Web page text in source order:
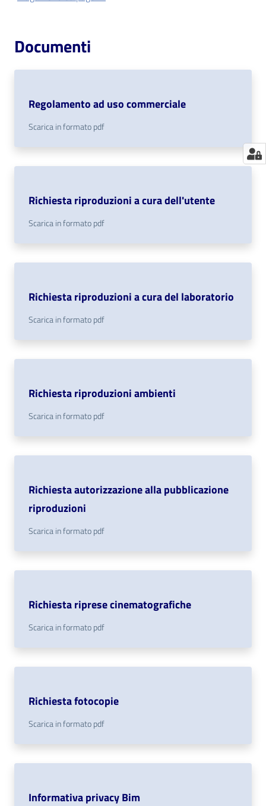
Documenti
Regolamento ad uso commerciale
Scarica in formato pdf
Richiesta riproduzioni a cura dell'utente
Scarica in formato pdf
Richiesta riproduzioni a cura del laboratorio
Scarica in formato pdf
Richiesta riproduzioni ambienti
Scarica in formato pdf
Richiesta autorizzazione alla pubblicazione
riproduzioni
Scarica in formato pdf
Richiesta riprese cinematografiche
Scarica in formato pdf
Richiesta fotocopie
Scarica in formato pdf
Informativa privacy Bim